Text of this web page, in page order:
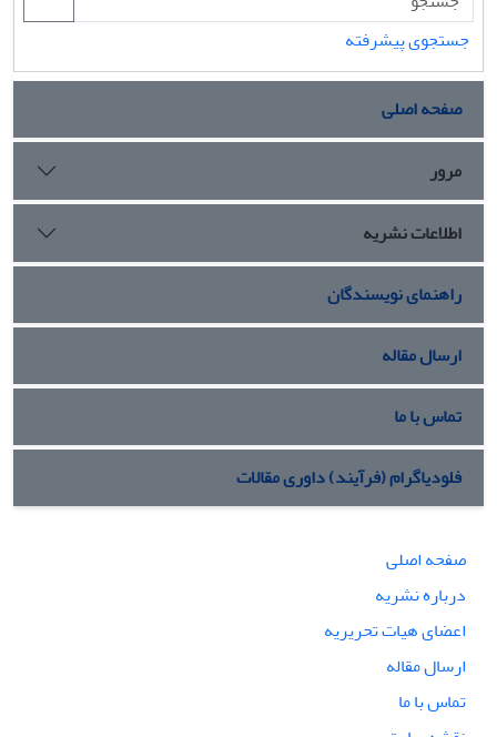
جستجوی پیشرفته
صفحه اصلی
مرور
اطلاعات نشریه
راهنمای نویسندگان
ارسال مقاله
تماس با ما
فلودیاگرام (فرآیند) داوری مقالات
صفحه اصلی
درباره نشریه
اعضای هیات تحریریه
ارسال مقاله
تماس با ما